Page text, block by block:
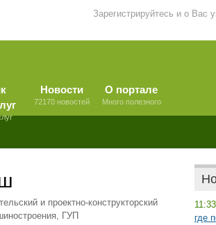
Зарегистрируйтесь и о Вас
Новости
72170 новостей
О портале
Много полезного
и проектно-конструкторский
ГУП
11:33
где